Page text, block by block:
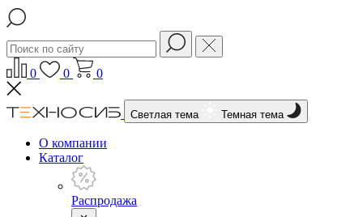
0 0 0
Светлая тема Темная тема
О компании
Каталог
Распродажа